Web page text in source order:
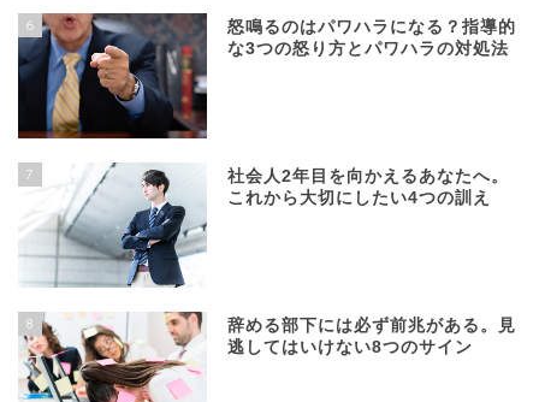
6
怒鳴るのはパワハラになる？指導的
な3つの怒り方とパワハラの対処法
7
社会人2年目を向かえるあなたへ。
これから大切にしたい4つの訓え
8
辞める部下には必ず前兆がある。見
逃してはいけない8つのサイン